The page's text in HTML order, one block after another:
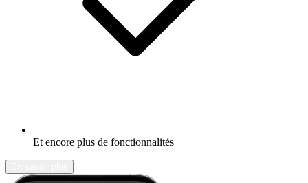
Et encore plus de fonctionnalités